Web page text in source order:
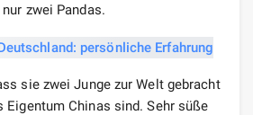
zwei Pandas.
sie zwei Junge zur Welt gebracht
Eigentum Chinas sind. Sehr süße